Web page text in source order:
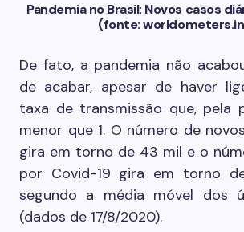
Pandemia no Brasil: Novos casos
(fonte:
De fato, a pandemia não
de acabar, apesar de haver
taxa de transmissão que, pela
menor que 1. O número de
gira em torno de 43 mil e o
por Covid-19 gira em torno
segundo a média móvel dos
(dados de 17/8/2020).